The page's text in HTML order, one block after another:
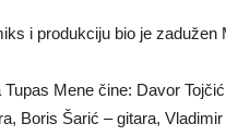
i produkciju bio je zadužen
Tupas Mene čine: Davor
Boris Šarić – gitara,